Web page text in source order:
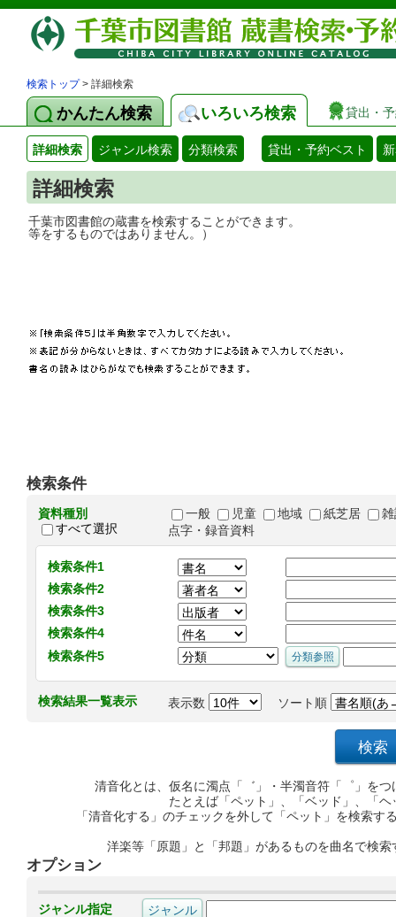
検索トップ> 詳細検索
かんたん検索 いろいろ検索 貸出・
詳細検索 ジャンル検索 分類検索 貸出・予約ベスト
詳細検索
千葉市図書館の蔵書を検索することがで
等をするものではありません。）
検索条件
資料種別
すべて選択
一般 児童 地域 紙芝居
点字・録音資料
検索条件1
検索条件2
検索条件3
検索条件4
検索条件5
検索結果一覧表示 表示数 ソート順
清音化とは、仮名に濁点「゛」・半濁音符「゜」を
たとえば「ペット」、「ベッド」、「
「清音化する」のチェックを外して「ペット」を検索
洋楽等「原題」と「邦題」があるものを曲名で検
オプション
ジャンル指定